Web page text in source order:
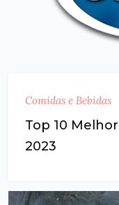
Comidas e Bebidas
Top 10
2023